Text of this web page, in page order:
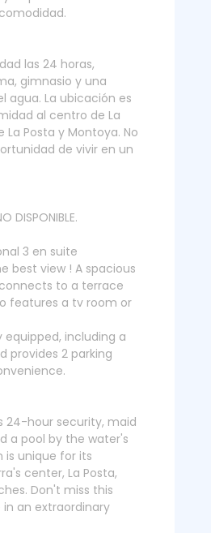
las 24 horas,
gimnasio y una
agua. La ubicación es
al centro de La
La Posta y Montoya. No
de vivir en un
DISPONIBLE.
3 en suite
best view ! A spacious
to a terrace
features a tv room or
equipped, including a
provides 2 parking
24-hour security, maid
a pool by the water's
is unique for its
center, La Posta,
Don't miss this
an extraordinary